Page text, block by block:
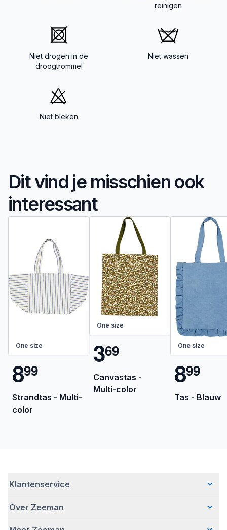
reinigen
Niet drogen in de
droogtrommel
Niet wassen
Niet bleken
Dit vind je misschien ook
interessant
One size
899
Strandtas - Multi-
color
One size
369
Canvastas -
Multi-color
One size
899
Tas - Blauw
Klantenservice
Veelgestelde vragen
Over Zeeman